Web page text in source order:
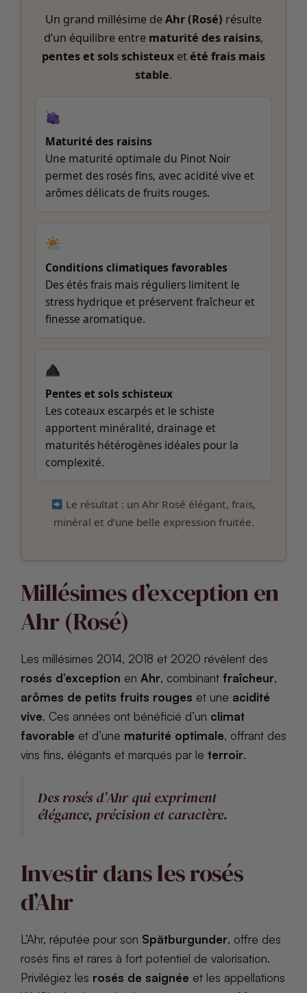
Un grand millésime deAhr (Rosé) résulte
d’un équilibre entre maturité des raisins,
pentes et sols schisteux etété frais mais
stable.
Maturité des raisins
Une maturité optimale du Pinot Noir
permet des rosés fins, avec acidité vive et
arômes délicats de fruits rouges.
Conditions climatiques favorables
Des étés frais mais réguliers limitent le
stress hydrique et préservent fraîcheur et
finesse aromatique.
Pentes et sols schisteux
Les coteaux escarpés et le schiste
apportent minéralité, drainage et
maturités hétérogènes idéales pour la
complexité.
Le résultat : un Ahr Rosé élégant, frais,
minéral et d’une belle expression fruitée.
Millésimes d’exception en
Ahr (Rosé)
Les millésimes 2014, 2018 et 2020 révèlent des
rosés d’exception en Ahr, combinant fraîcheur,
arômes de petits fruits rouges et une acidité
vive. Ces années ont bénéficié d’un climat
favorable et d’une maturité optimale, offrant des
vins fins, élégants et marqués par le terroir.
Des rosés d’Ahr qui expriment
élégance, précision et caractère.
Investir dans les rosés
d’Ahr
L’Ahr, réputée pour son Spätburgunder, offre des
rosés fins et rares à fort potentiel de valorisation.
Privilégiez les rosés de saignée et les appellations